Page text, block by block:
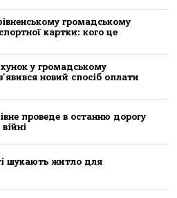
громадському
картки: кого це
у громадському
новий спосіб оплати
проведе в останню дорогу
шукають житло для